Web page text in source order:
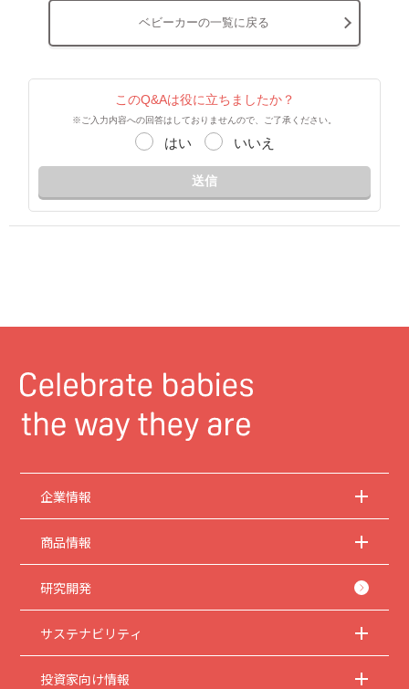
ベビーカーの一覧に戻る
このQ&Aは役に立ちましたか？
※ご入力内容への回答はしておりませんので、ご了承ください。
はい いいえ
送信
企業情報
商品情報
研究開発
サステナビリティ
投資家向け情報